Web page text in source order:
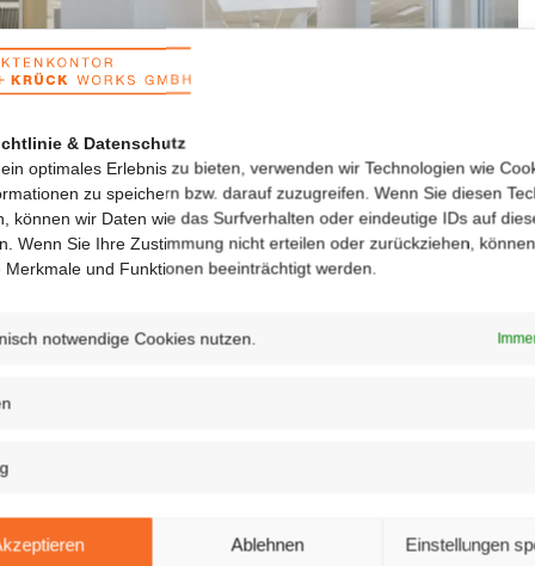
& Datenschutz
optimales Erlebnis zu bieten, verwenden wir Technologien wie
zu speichern bzw. darauf zuzugreifen. Wenn Sie diesen
können wir Daten wie das Surfverhalten oder eindeutige IDs auf
Wenn Sie Ihre Zustimmung nicht erteilen oder zurückziehen, können
Merkmale und Funktionen beeinträchtigt werden.
notwendige Cookies nutzen.
Ablehnen Einstellungen